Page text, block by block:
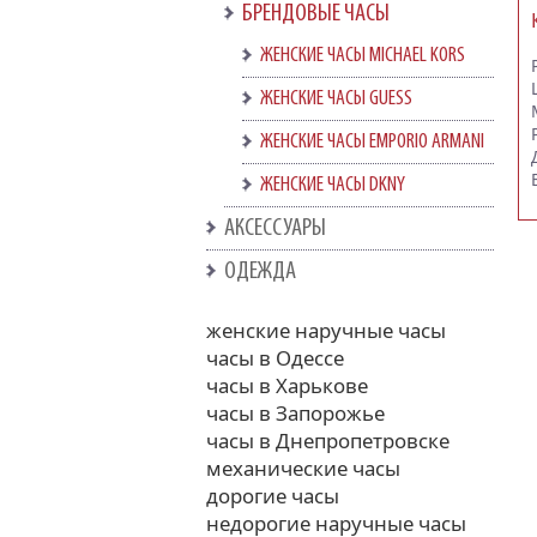
БРЕНДОВЫЕ ЧАСЫ
ЖЕНСКИЕ ЧАСЫ MICHAEL KORS
ЖЕНСКИЕ ЧАСЫ GUESS
ЖЕНСКИЕ ЧАСЫ EMPORIO ARMANI
ЖЕНСКИЕ ЧАСЫ DKNY
АКСЕССУАРЫ
ОДЕЖДА
женские наручные часы
часы в Одессе
часы в Харькове
часы в Запорожье
часы в Днепропетровске
механические часы
дорогие часы
недорогие наручные часы